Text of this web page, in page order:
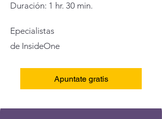
Duración: 1 hr. 30 min.
Epecialistas
de InsideOne
Apuntate gratis